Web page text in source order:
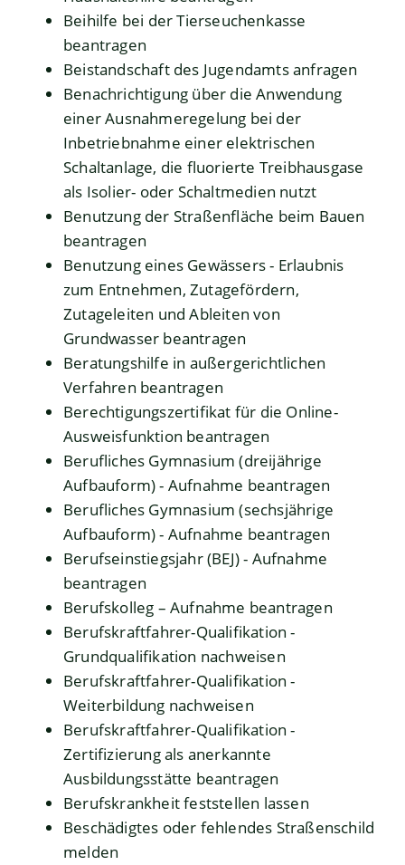
Beihilfe bei der Tierseuchenkasse
beantragen
Beistandschaft des Jugendamts anfragen
Benachrichtigung über die Anwendung
einer Ausnahmeregelung bei der
Inbetriebnahme einer elektrischen
Schaltanlage, die fluorierte Treibhausgase
als Isolier- oder Schaltmedien nutzt
Benutzung der Straßenfläche beim Bauen
beantragen
Benutzung eines Gewässers - Erlaubnis
zum Entnehmen, Zutagefördern,
Zutageleiten und Ableiten von
Grundwasser beantragen
Beratungshilfe in außergerichtlichen
Verfahren beantragen
Berechtigungszertifikat für die Online-
Ausweisfunktion beantragen
Berufliches Gymnasium (dreijährige
Aufbauform) - Aufnahme beantragen
Berufliches Gymnasium (sechsjährige
Aufbauform) - Aufnahme beantragen
Berufseinstiegsjahr (BEJ) - Aufnahme
beantragen
Berufskolleg – Aufnahme beantragen
Berufskraftfahrer-Qualifikation -
Grundqualifikation nachweisen
Berufskraftfahrer-Qualifikation -
Weiterbildung nachweisen
Berufskraftfahrer-Qualifikation -
Zertifizierung als anerkannte
Ausbildungsstätte beantragen
Berufskrankheit feststellen lassen
Beschädigtes oder fehlendes Straßenschild
melden